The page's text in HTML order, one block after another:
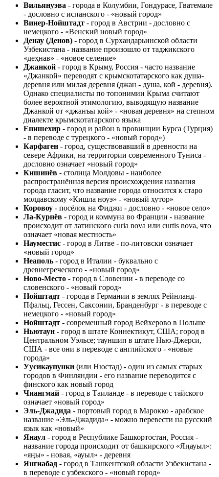
Вильянуэва - города в Колумбии, Гондурасе, Гватемале
- дословно с испанского - «новый город»
Винер-Нойштадт - город в Австрии - дословно с
немецкого - «Венский новый город»
Денау (Денов) - город в Сурхандарьинской области
Узбекистана - название произошло от таджикского
«деҳнав» - «новое селение»
Джанкой - город в Крыму, Россия - часто название
«Джанкой» переводят с крымскотатарского как душа-
деревня или милая деревня (джан - душа, кой - деревня).
Однако специалисты по топонимии Крыма считают
более вероятной этимологию, выводящую название
Джанкой от «джанъы кой» - «новая деревня» на степном
диалекте крымскотатарского языка
Енишехир - город и район в провинции Бурса (Турция)
- в переводе с турецкого - «новый город»)
Карфаген - город, существовавший в древности на
севере Африки, на территории современного Туниса -
дословно означает «новый город»
Кишинёв - столица Молдовы - наиболее
распространённая версия происхождения названия
города гласит, что название города относится к старо
молдавскому «Кишла ноуэ» - «новый хутор»
Коровоу - посёлок на Фиджи - дословно - «новое село»
Ла-Курнёв - город и коммуна во Франции - название
происходит от латинского curia nova или curtis nova, что
означает «новая местность»
Науместис - город в Литве - по-литовски означает
«новый город»
Неаполь - город в Италии - буквально с
древнегреческого - «новый город»
Ново-Место - город в Словении - в переводе со
словенского - «новый город»
Нойштадт - города в Германии в землях Рейнланд-
Пфальц, Гессен, Саксонии, Бранденбург - в переводе с
немецкого - «новый город»
Нойштадт - современный город Вейхерово в Польше
Ньютаун - город в штате Коннектикут, США; город в
Центральном Уэльсе; тауншип в штате Нью-Джерси,
США - все они в переводе с английского - «новые
города»
Уусикаупунки (или Нюстад) - один из самых старых
городов в Финляндии - его название переводится с
финского как новый город
Чиангмай - город в Таиланде - в переводе с тайского
означает «новый город»
Эль-Джадида - портовый город в Марокко - арабское
название «Эль-Джадида» - можно перевести на русский
язык как «новый»
Янаул - город в Республике Башкортостан, Россия -
название города происходит от башкирского «Яңауыл»:
«яңы» - новая, «ауыл» - деревня
Янгиабад - город в Ташкентской области Узбекистана -
в переводе с узбекского - «новый город»